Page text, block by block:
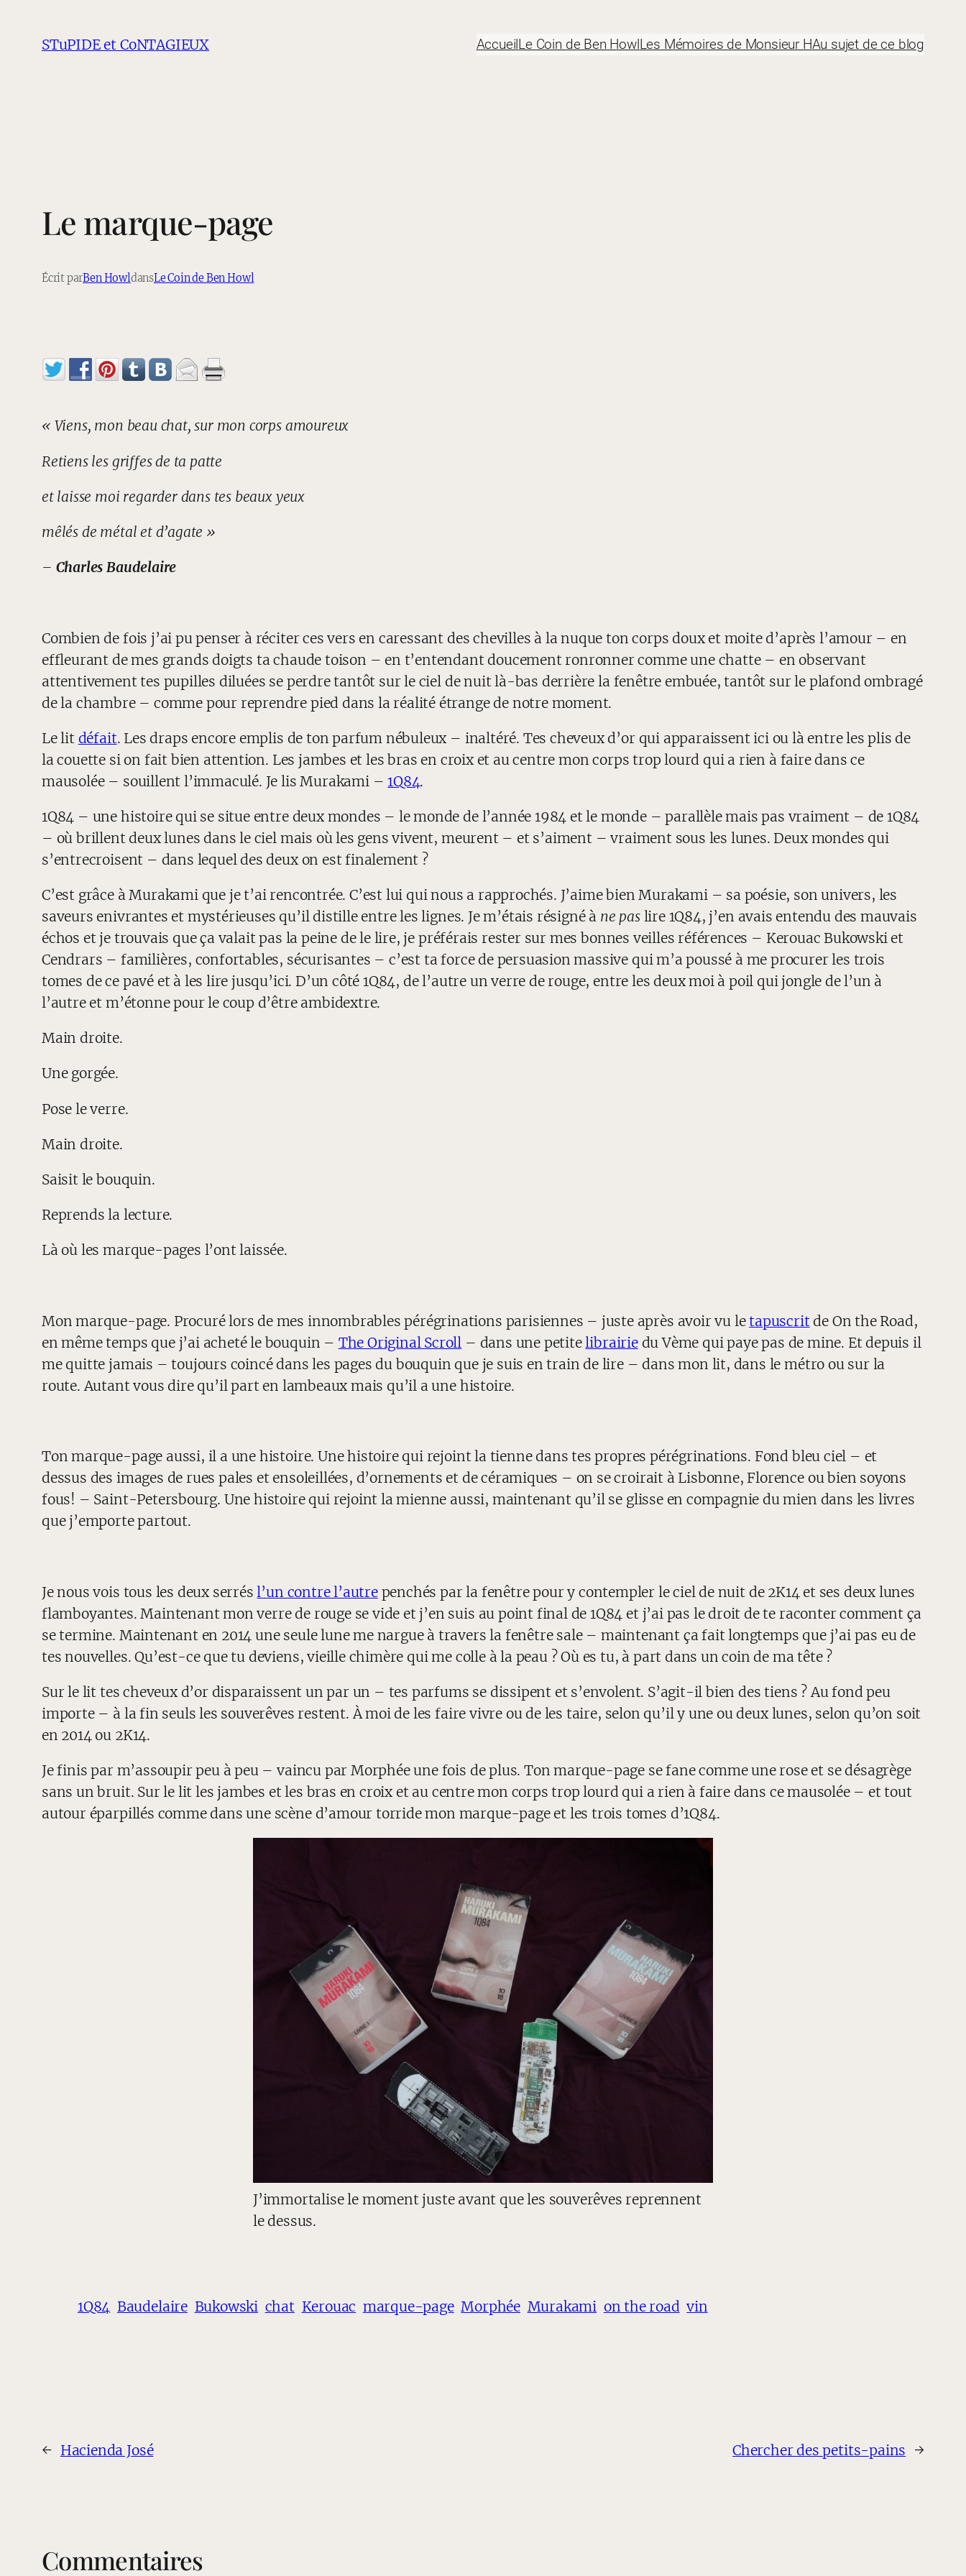
STuPIDE et CoNTAGIEUX AccueilLe Coin de Ben HowlLes Mémoires de Monsieur HAu sujet de ce blog
Le marque-page
Écrit parBen HowldansLe Coin de Ben Howl
« Viens, mon beau chat, sur mon corps amoureux
Retiens les griffes de ta patte
et laisse moi regarder dans tes beaux yeux
mêlés de métal et d’agate »
– Charles Baudelaire
Combien de fois j’ai pu penser à réciter ces vers en caressant des chevilles à la nuque ton corps doux et moite d’après l’amour – en
effleurant de mes grands doigts ta chaude toison – en t’entendant doucement ronronner comme une chatte – en observant
attentivement tes pupilles diluées se perdre tantôt sur le ciel de nuit là-bas derrière la fenêtre embuée, tantôt sur le plafond ombragé
de la chambre – comme pour reprendre pied dans la réalité étrange de notre moment.
Le lit défait. Les draps encore emplis de ton parfum nébuleux – inaltéré. Tes cheveux d’or qui apparaissent ici ou là entre les plis de
la couette si on fait bien attention. Les jambes et les bras en croix et au centre mon corps trop lourd qui a rien à faire dans ce
mausolée – souillent l’immaculé. Je lis Murakami –1Q84.
1Q84 – une histoire qui se situe entre deux mondes – le monde de l’année 1984 et le monde – parallèle mais pas vraiment – de 1Q84
– où brillent deux lunes dans le ciel mais où les gens vivent, meurent – et s’aiment – vraiment sous les lunes. Deux mondes qui
s’entrecroisent – dans lequel des deux on est finalement ?
C’est grâce à Murakami que je t’ai rencontrée. C’est lui qui nous a rapprochés. J’aime bien Murakami – sa poésie, son univers, les
saveurs enivrantes et mystérieuses qu’il distille entre les lignes. Je m’étais résigné à ne paslire 1Q84, j’en avais entendu des mauvais
échos et je trouvais que ça valait pas la peine de le lire, je préférais rester sur mes bonnes veilles références – Kerouac Bukowski et
Cendrars – familières, confortables, sécurisantes – c’est ta force de persuasion massive qui m’a poussé à me procurer les trois
tomes de ce pavé et à les lire jusqu’ici. D’un côté 1Q84, de l’autre un verre de rouge, entre les deux moi à poil qui jongle de l’un à
l’autre et m’étonne pour le coup d’être ambidextre.
Main droite.
Une gorgée.
Pose le verre.
Main droite.
Saisit le bouquin.
Reprends la lecture.
Là où les marque-pages l’ont laissée.
Mon marque-page. Procuré lors de mes innombrables pérégrinations parisiennes – juste après avoir vu letapuscritde On the Road,
en même temps que j’ai acheté le bouquin – The Original Scroll – dans une petite librairiedu Vème qui paye pas de mine. Et depuis il
me quitte jamais – toujours coincé dans les pages du bouquin que je suis en train de lire – dans mon lit, dans le métro ou sur la
route. Autant vous dire qu’il part en lambeaux mais qu’il a une histoire.
Ton marque-page aussi, il a une histoire. Une histoire qui rejoint la tienne dans tes propres pérégrinations. Fond bleu ciel – et
dessus des images de rues pales et ensoleillées, d’ornements et de céramiques – on se croirait à Lisbonne, Florence ou bien soyons
fous! – Saint-Petersbourg. Une histoire qui rejoint la mienne aussi, maintenant qu’il se glisse en compagnie du mien dans les livres
que j’emporte partout.
Je nous vois tous les deux serrés l’un contre l’autrepenchés par la fenêtre pour y contempler le ciel de nuit de 2K14 et ses deux lunes
flamboyantes. Maintenant mon verre de rouge se vide et j’en suis au point final de 1Q84 et j’ai pas le droit de te raconter comment ça
se termine. Maintenant en 2014 une seule lune me nargue à travers la fenêtre sale – maintenant ça fait longtemps que j’ai pas eu de
tes nouvelles. Qu’est-ce que tu deviens, vieille chimère qui me colle à la peau ? Où es tu, à part dans un coin de ma tête ?
Sur le lit tes cheveux d’or disparaissent un par un – tes parfums se dissipent et s’envolent. S’agit-il bien des tiens ? Au fond peu
importe – à la fin seuls les souverêves restent. À moi de les faire vivre ou de les taire, selon qu’il y une ou deux lunes, selon qu’on soit
en 2014 ou 2K14.
Je finis par m’assoupir peu à peu – vaincu par Morphée une fois de plus. Ton marque-page se fane comme une rose et se désagrège
sans un bruit. Sur le lit les jambes et les bras en croix et au centre mon corps trop lourd qui a rien à faire dans ce mausolée – et tout
autour éparpillés comme dans une scène d’amour torride mon marque-page et les trois tomes d’1Q84.
J’immortalise le moment juste avant que les souverêves reprennent
le dessus.
1Q84 Baudelaire Bukowski chat Kerouac marque-page Morphée Murakami on the road vin
← Hacienda José Chercher des petits-pains →
Commentaires